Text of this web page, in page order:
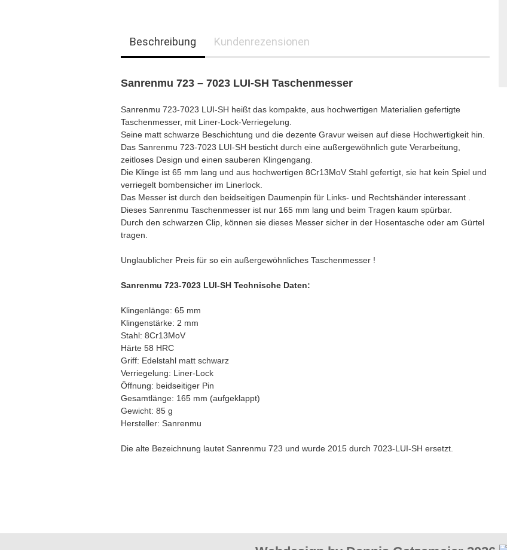
Beschreibung Kundenrezensionen
Sanrenmu 723 – 7023 LUI-SH Taschenmesser
Sanrenmu 723-7023 LUI-SH heißt das kompakte, aus hochwertigen Materialien gefertigte
Taschenmesser, mit Liner-Lock-Verriegelung.
Seine matt schwarze Beschichtung und die dezente Gravur weisen auf diese Hochwertigkeit hin.
Das Sanrenmu 723-7023 LUI-SH besticht durch eine außergewöhnlich gute Verarbeitung,
zeitloses Design und einen sauberen Klingengang.
Die Klinge ist 65 mm lang und aus hochwertigen 8Cr13MoV Stahl gefertigt, sie hat kein Spiel und
verriegelt bombensicher im Linerlock.
Das Messer ist durch den beidseitigen Daumenpin für Links- und Rechtshänder interessant .
Dieses Sanrenmu Taschenmesser ist nur 165 mm lang und beim Tragen kaum spürbar.
Durch den schwarzen Clip, können sie dieses Messer sicher in der Hosentasche oder am Gürtel
tragen.
Unglaublicher Preis für so ein außergewöhnliches Taschenmesser !
Sanrenmu 723-7023 LUI-SH Technische Daten:
Klingenlänge: 65 mm
Klingenstärke: 2 mm
Stahl: 8Cr13MoV
Härte 58 HRC
Griff: Edelstahl matt schwarz
Verriegelung: Liner-Lock
Öffnung: beidseitiger Pin
Gesamtlänge: 165 mm (aufgeklappt)
Gewicht: 85 g
Hersteller: Sanrenmu
Die alte Bezeichnung lautet Sanrenmu 723 und wurde 2015 durch 7023-LUI-SH ersetzt.